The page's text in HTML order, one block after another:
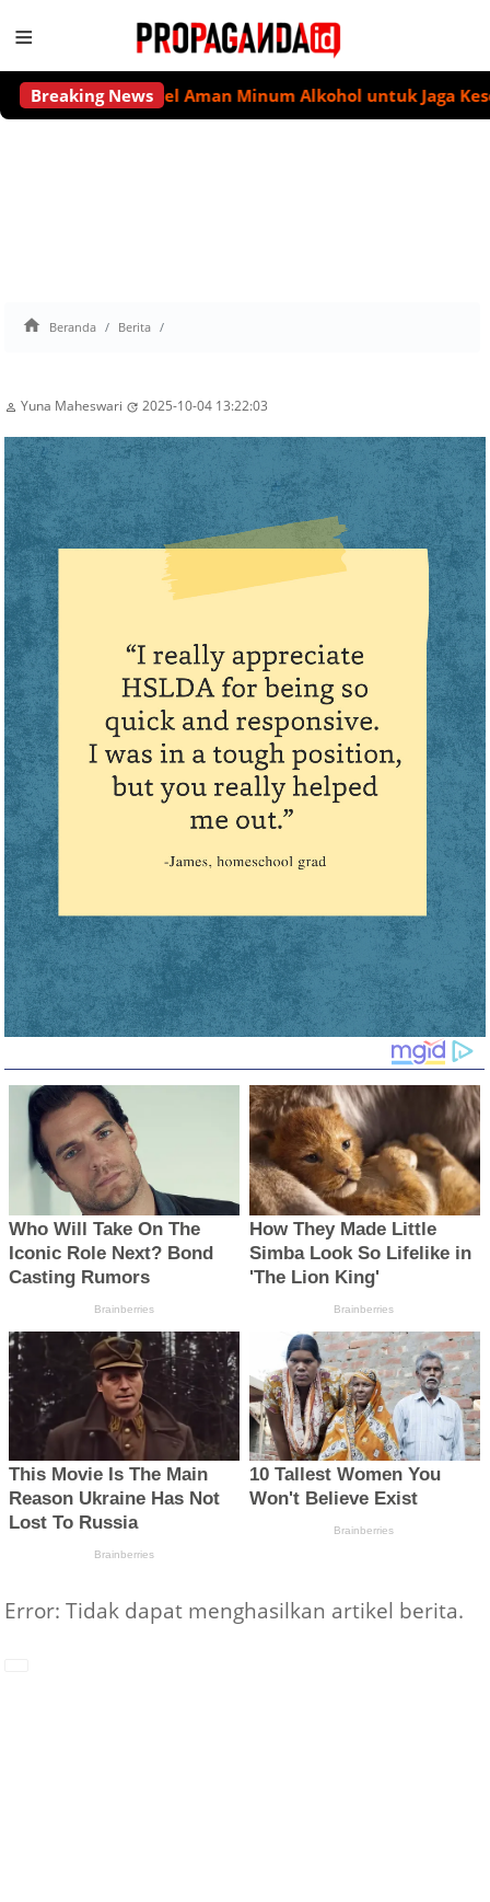
≡
Breaking News
Ada Level Aman Minum Alkohol untuk Jaga
 Beranda Berita
 Yuna Maheswari  2025-10-04 13:22:03
Error: Tidak dapat menghasilkan artikel berita.